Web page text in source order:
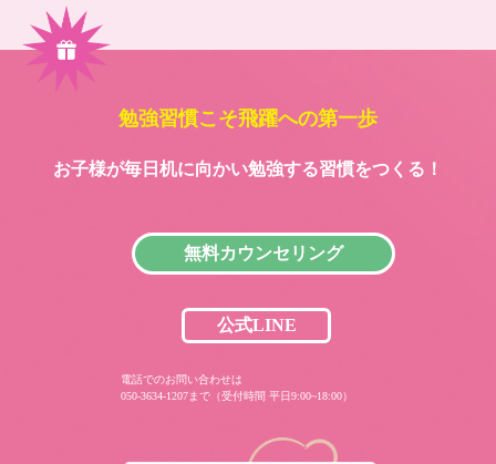
勉強習慣こそ飛躍への第一歩
お子様が毎日机に向かい勉強する習慣をつくる！
無料カウンセリング
公式LINE
電話でのお問い合わせは
050-3634-1207まで（受付時間 平日9:00~18:00）